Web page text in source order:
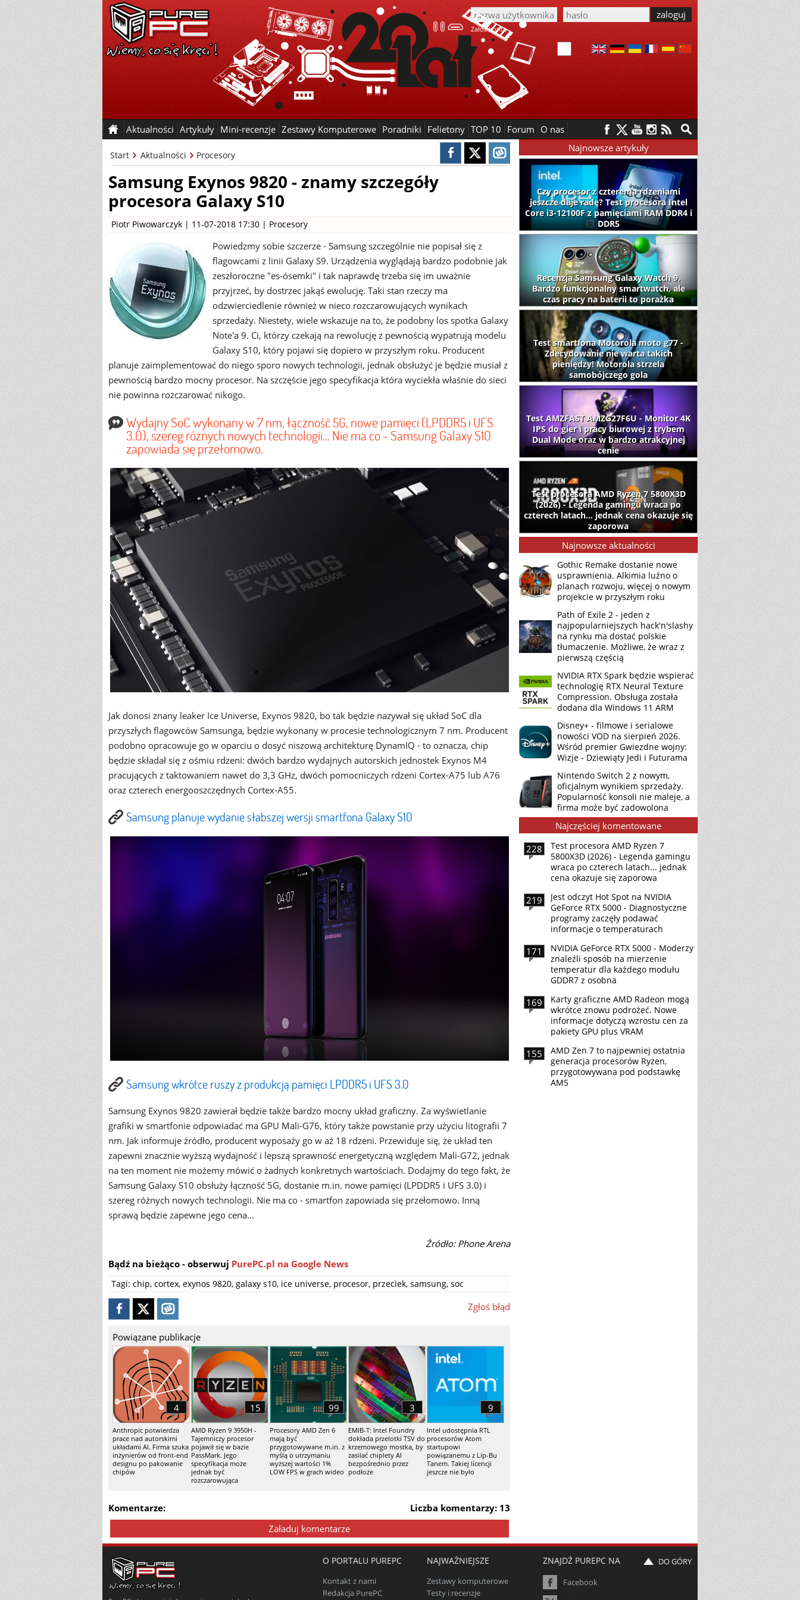
Załóż konto
Aktualności Artykuły Mini-recenzje Zestawy Komputerowe Poradniki Felietony TOP 10 Forum O nas
Start Aktualności Procesory
Samsung Exynos 9820 - znamy szczegóły
procesora Galaxy S10
Piotr Piwowarczyk | 11-07-2018 17:30 | Procesory
Powiedzmy sobie szczerze - Samsung szczególnie nie popisał się z
flagowcami z linii Galaxy S9. Urządzenia wyglądają bardzo podobnie jak
zeszłoroczne "es-ósemki" i tak naprawdę trzeba się im uważnie
przyjrzeć, by dostrzec jakąś ewolucję. Taki stan rzeczy ma
odzwierciedlenie również w nieco rozczarowujących wynikach
sprzedaży. Niestety, wiele wskazuje na to, że podobny los spotka Galaxy
Note'a 9. Ci, którzy czekają na rewolucję z pewnością wypatrują modelu
Galaxy S10, który pojawi się dopiero w przyszłym roku. Producent
planuje zaimplementować do niego sporo nowych technologii, jednak obsłużyć je będzie musiał z
pewnością bardzo mocny procesor. Na szczęście jego specyfikacja która wyciekła właśnie do sieci
nie powinna rozczarować nikogo.
Wydajny SoC wykonany w 7 nm, łączność 5G, nowe pamięci (LPDDR5 i UFS
3.0), szereg różnych nowych technologii... Nie ma co - Samsung Galaxy S10
zapowiada się przełomowo.
Jak donosi znany leaker Ice Universe, Exynos 9820, bo tak będzie nazywał się układ SoC dla
przyszłych flagowców Samsunga, będzie wykonany w procesie technologicznym 7 nm. Producent
podobno opracowuje go w oparciu o dosyć niszową architekturę DynamIQ - to oznacza, chip
będzie składał się z ośmiu rdzeni: dwóch bardzo wydajnych autorskich jednostek Exynos M4
pracujących z taktowaniem nawet do 3,3 GHz, dwóch pomocniczych rdzeni Cortex-A75 lub A76
oraz czterech energooszczędnych Cortex-A55.
Samsung planuje wydanie słabszej wersji smartfona Galaxy S10
Samsung wkrótce ruszy z produkcją pamięci LPDDR5 i UFS 3.0
Samsung Exynos 9820 zawierał będzie także bardzo mocny układ graficzny. Za wyświetlanie
grafiki w smartfonie odpowiadać ma GPU Mali-G76, który także powstanie przy użyciu litografii 7
nm. Jak informuje źródło, producent wyposaży go w aż 18 rdzeni. Przewiduje się, że układ ten
zapewni znacznie wyższą wydajność i lepszą sprawność energetyczną względem Mali-G72, jednak
na ten moment nie możemy mówić o żadnych konkretnych wartościach. Dodajmy do tego fakt, że
Samsung Galaxy S10 obsłuży łączność 5G, dostanie m.in. nowe pamięci (LPDDR5 i UFS 3.0) i
szereg różnych nowych technologii. Nie ma co - smartfon zapowiada się przełomowo. Inną
sprawą będzie zapewne jego cena...
Źródło: Phone Arena
Bądź na bieżąco - obserwuj PurePC.pl na Google News
Tagi: chip, cortex, exynos 9820, galaxy s10, ice universe, procesor, przeciek, samsung, soc
Zgłoś błąd
Powiązane publikacje
Anthropic potwierdza
prace nad autorskimi
układami AI. Firma szuka
inżynierów od front-end
designu po pakowanie
chipów
4
AMD Ryzen 9 3950H -
Tajemniczy procesor
pojawił się w bazie
PassMark. Jego
specyfikacja może
jednak być
rozczarowująca
15
Procesory AMD Zen 6
mają być
przygotowywane m.in. z
myślą o utrzymaniu
wyższej wartości 1%
LOW FPS w grach wideo
99
EMIB-T: Intel Foundry
dokłada przelotki TSV do
krzemowego mostka, by
zasilać chiplety AI
bezpośrednio przez
podłoże
3
Intel udostępnia RTL
procesorów Atom
startupowi
powiązanemu z Lip-Bu
Tanem. Takiej licencji
jeszcze nie było
9
Liczba komentarzy: 13
Komentarze:
Załaduj komentarze
Najnowsze artykuły
Czy procesor z czterema rdzeniami
jeszcze daje radę? Test procesora Intel
Core i3-12100F z pamięciami RAM DDR4 i
DDR5
Recenzja Samsung Galaxy Watch 9.
Bardzo funkcjonalny smartwatch, ale
czas pracy na baterii to porażka
Test smartfona Motorola moto g77 -
Zdecydowanie nie warta takich
pieniędzy! Motorola strzela
samobójczego gola
Test AMZFAST AMZG27F6U - Monitor 4K
IPS do gier i pracy biurowej z trybem
Dual Mode oraz w bardzo atrakcyjnej
cenie
Test procesora AMD Ryzen 7 5800X3D
(2026) - Legenda gamingu wraca po
czterech latach... jednak cena okazuje się
zaporowa
Najnowsze aktualności
Gothic Remake dostanie nowe
usprawnienia. Alkimia luźno o
planach rozwoju, więcej o nowym
projekcie w przyszłym roku
Path of Exile 2 - jeden z
najpopularniejszych hack'n'slashy
na rynku ma dostać polskie
tłumaczenie. Możliwe, że wraz z
pierwszą częścią
NVIDIA RTX Spark będzie wspierać
technologię RTX Neural Texture
Compression. Obsługa została
dodana dla Windows 11 ARM
Disney+ - filmowe i serialowe
nowości VOD na sierpień 2026.
Wśród premier Gwiezdne wojny:
Wizje - Dziewiąty Jedi i Futurama
Nintendo Switch 2 z nowym,
oficjalnym wynikiem sprzedaży.
Popularność konsoli nie maleje, a
firma może być zadowolona
Najczęściej komentowane
228
Test procesora AMD Ryzen 7
5800X3D (2026) - Legenda gamingu
wraca po czterech latach... jednak
cena okazuje się zaporowa
219
Jest odczyt Hot Spot na NVIDIA
GeForce RTX 5000 - Diagnostyczne
programy zaczęły podawać
informacje o temperaturach
171
NVIDIA GeForce RTX 5000 - Moderzy
znaleźli sposób na mierzenie
temperatur dla każdego modułu
GDDR7 z osobna
169
Karty graficzne AMD Radeon mogą
wkrótce znowu podrożeć. Nowe
informacje dotyczą wzrostu cen za
pakiety GPU plus VRAM
155
AMD Zen 7 to najpewniej ostatnia
generacja procesorów Ryzen,
przygotowywana pod podstawkę
AM5
O PORTALU PUREPC
Kontakt z nami
Redakcja PurePC
NAJWAŻNIEJSZE
Zestawy komputerowe
Testy i recenzje
ZNAJDŹ PUREPC NA
Facebook
DO GÓRY